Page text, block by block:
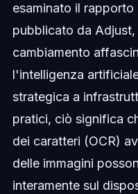
esaminato il
pubblicato da
cambiamento
l'intelligenza
strategica a
pratici, ciò significa
dei caratteri (OCR)
delle immagini
interamente sul